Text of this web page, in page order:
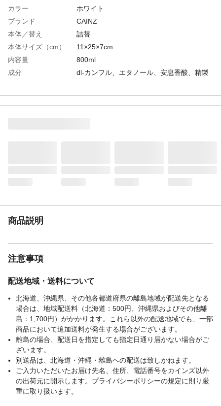
カラー
ホワイト
ブランド
CAINZ
本体／替え
詰替
本体サイズ（cm）
11×25×7cm
内容量
800ml
成分
dl-カンフル、エタノール、安息香酸、精製
商品説明
注意事項
配送地域・送料について
北海道、沖縄県、その他各都道府県の離島地域が配送先となる
場合は、地域配送料（北海道：500円、沖縄県およびその他離
島：1,700円）がかかります。これら以外の配送地域でも、一部
商品において追加送料が発生する場合がございます。
離島の場合、配送日を指定しても指定日通り届かない場合がご
ざいます。
別送品は、北海道・沖縄・離島への配送は致しかねます。
ご入力いただいたお届け先名、住所、電話番号をカインズ以外
の出荷元に開示します。プライバシーポリシーの規定に則り厳
重に取り扱います。